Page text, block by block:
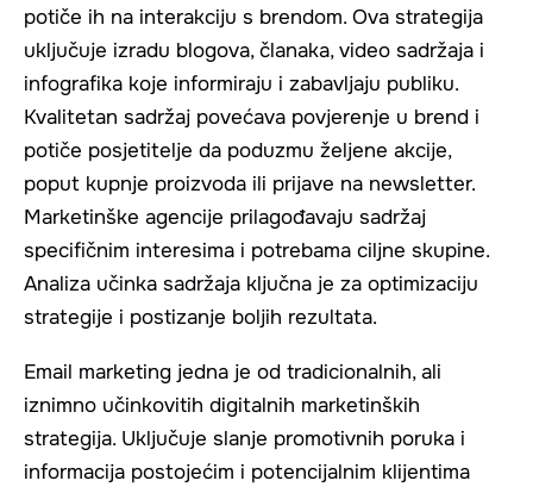
potiče ih na interakciju s brendom. Ova strategija
uključuje izradu blogova, članaka, video sadržaja i
infografika koje informiraju i zabavljaju publiku.
Kvalitetan sadržaj povećava povjerenje u brend i
potiče posjetitelje da poduzmu željene akcije,
poput kupnje proizvoda ili prijave na newsletter.
Marketinške agencije prilagođavaju sadržaj
specifičnim interesima i potrebama ciljne skupine.
Analiza učinka sadržaja ključna je za optimizaciju
strategije i postizanje boljih rezultata.
Email marketing jedna je od tradicionalnih, ali
iznimno učinkovitih digitalnih marketinških
strategija. Uključuje slanje promotivnih poruka i
informacija postojećim i potencijalnim klijentima